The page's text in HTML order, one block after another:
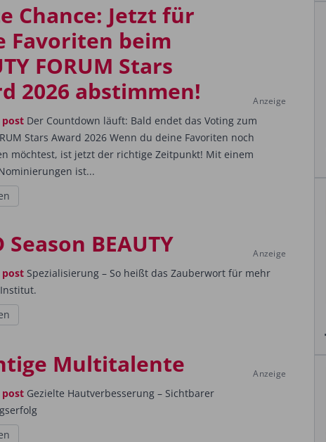
Chance: Jetzt für
Favoriten beim
FORUM Stars
2026 abstimmen!
Anzeige
post Der Countdown läuft: Bald endet das Voting zum
Stars Award 2026 Wenn du deine Favoriten noch
möchtest, ist jetzt der richtige Zeitpunkt! Mit einem
ist...
Season BEAUTY Anzeige
post Spezialisierung – So heißt das Zauberwort für mehr
Multitalente Anzeige
post Gezielte Hautverbesserung – Sichtbarer